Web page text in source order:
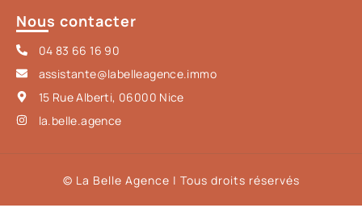
Nous contacter
04 83 66 16 90
assistante@labelleagence.immo
15 Rue Alberti, 06000 Nice
la.belle.agence
© La Belle Agence | Tous droits réservés